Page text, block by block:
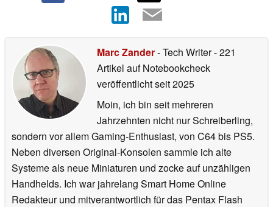
Marc Zander- Tech Writer- 221
Artikel auf Notebookcheck
veröffentlichtseit 2025
Moin, ich bin seit mehreren
Jahrzehnten nicht nur Schreiberling,
sondern vor allem Gaming-Enthusiast, von C64 bis PS5.
Neben diversen Original-Konsolen sammle ich alte
Systeme als neue Miniaturen und zocke auf unzähligen
Handhelds. Ich war jahrelang Smart Home Online
Redakteur und mitverantwortlich für das Pentax Flash